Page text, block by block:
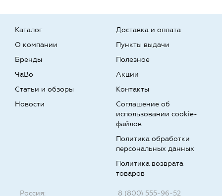
Каталог
О компании
Бренды
Доставка и оплата
Пункты выдачи
Полезное
ЧаВо
Статьи и обзоры
Новости
Акции
Контакты
Соглашение об
использовании cookie-
файлов
Политика обработки
персональных данных
Политика возврата
товаров
Россия: 8 (800) 555-96-52